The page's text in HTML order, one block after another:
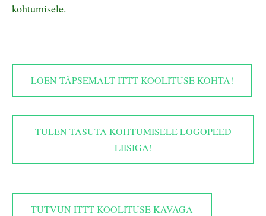
kohtumisele.
LOEN TÄPSEMALT ITTT KOOLITUSE KOHTA!
TULEN TASUTA KOHTUMISELE LOGOPEED
LIISIGA!
TUTVUN ITTT KOOLITUSE KAVAGA